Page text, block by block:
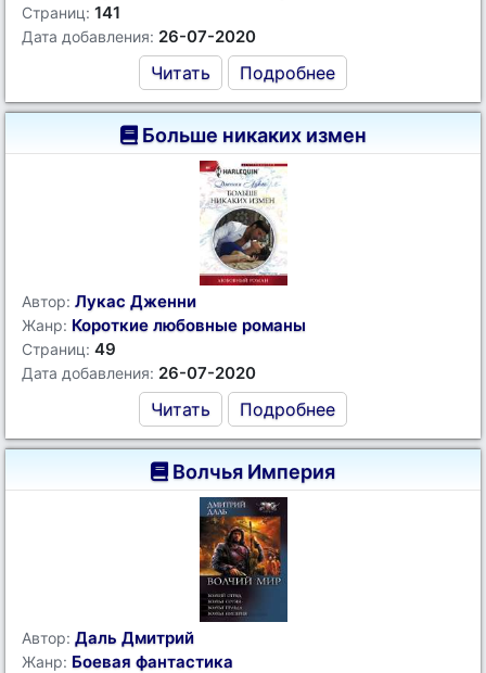
Страниц: 141
Дата добавления: 26-07-2020
Читать Подробнее
Больше никаких измен
Автор: Лукас Дженни
Жанр: Короткие любовные романы
Страниц: 49
Дата добавления: 26-07-2020
Читать Подробнее
Волчья Империя
Автор: Даль Дмитрий
Жанр: Боевая фантастика